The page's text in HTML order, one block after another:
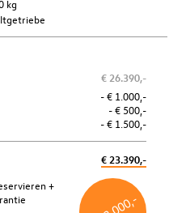
kg
Servicebonus bei
Bei
€ 26.390,-
- € 1.000,-
- € 500,-
- € 1.500,-
€ 23.390,-
+